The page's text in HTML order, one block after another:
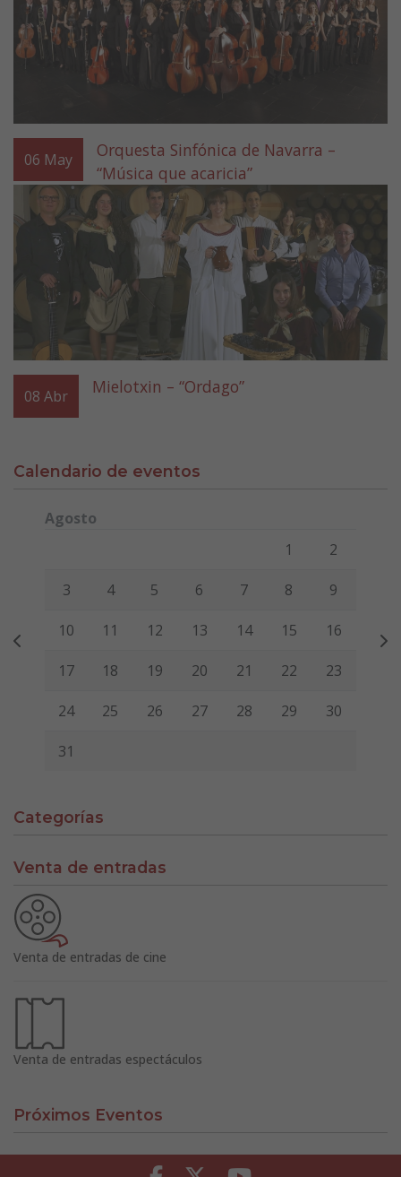
06 May
Orquesta Sinfónica de Navarra –
“Música que acaricia”
08 Abr Mielotxin – “Ordago”
Calendario de eventos
Agosto
Viernes Sábado
1 2
3 4 5 6 7 8 9
10 11 12 13 14 15 16
17 18 19 20 21 22 23
24 25 26 27 28 29 30
31
Categorías
Venta de entradas
Venta de entradas de cine
Venta de entradas espectáculos
Próximos Eventos
Facebook Twitter Youtube